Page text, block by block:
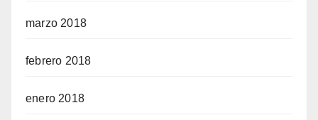
marzo 2018
febrero 2018
enero 2018